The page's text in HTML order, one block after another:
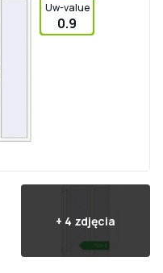
Uw-value
0.9
+ 4 zdjęcia